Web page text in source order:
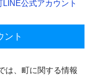
公式アカウント
ント
は、町に関する情報